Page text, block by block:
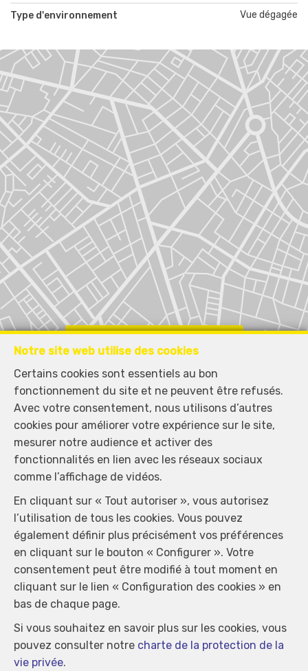
Type d'environnement Vue dégagée
Notre site web utilise des cookies
Certains cookies sont essentiels au bon
fonctionnement du site et ne peuvent être refusés.
Avec votre consentement, nous utilisons d’autres
cookies pour améliorer votre expérience sur le site,
mesurer notre audience et activer des
fonctionnalités en lien avec les réseaux sociaux
comme l’affichage de vidéos.
En cliquant sur « Tout autoriser », vous autorisez
l’utilisation de tous les cookies. Vous pouvez
également définir plus précisément vos préférences
en cliquant sur le bouton « Configurer ». Votre
consentement peut être modifié à tout moment en
cliquant sur le lien « Configuration des cookies » en
bas de chaque page.
Si vous souhaitez en savoir plus sur les cookies, vous
pouvez consulter notre charte de la protection de la
vie privée.
Immo Plainchamp